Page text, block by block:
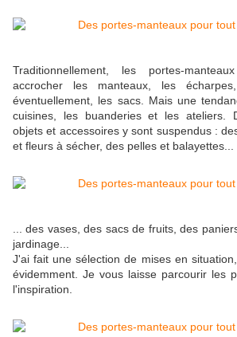
Traditionnellement, les portes-
accrocher les manteaux, les
éventuellement, les sacs. Mais une
cuisines, les buanderies et les ateliers.
objets et accessoires y sont suspendus :
et fleurs à sécher, des pelles et balayettes...
... des vases, des sacs de fruits, des
jardinage...
J'ai fait une sélection de mises en
évidemment. Je vous laisse parcourir les
l'inspiration.